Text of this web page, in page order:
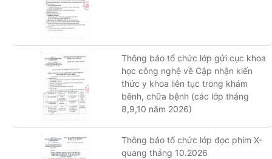
Thông báo tổ chức lớp gửi cục khoa
học công nghệ về Cập nhận kiến
thức y khoa liên tục trong khám
bênh, chữa bệnh (các lớp tháng
8,9,10 năm 2026)
Thông báo tổ chức lớp đọc phim X-
quang tháng 10.2026